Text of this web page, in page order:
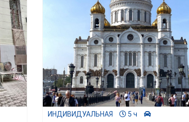
ИНДИВИДУАЛЬНАЯ
5 ч